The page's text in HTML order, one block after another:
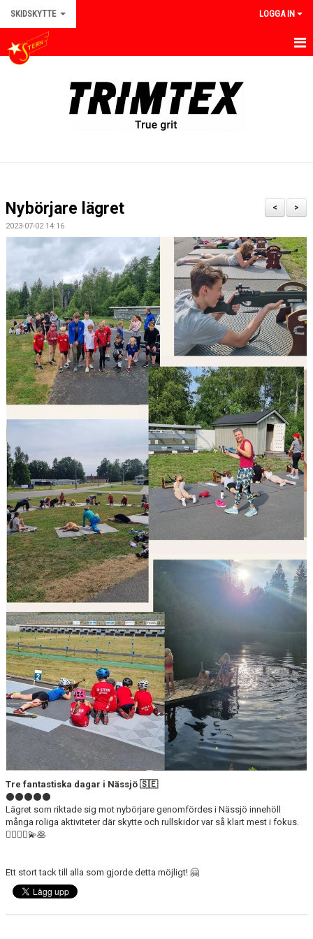
SKIDSKYTTE LOGGA IN
KALENDER
BILDGALLERI
KONTAKT
INFORMATION
FÖRÄDRAENGAGEMANG
DOKUMENT
UTRUSTNING
>
<
Nybörjare lägret
2023-07-02 14:16
Tre fantastiska dagar i Nässjö 🇸🇪
⚫️⚫️⚫️⚫️⚫️
Lägret som riktade sig mot nybörjare genomfördes i Nässjö innehöll
många roliga aktiviteter där skytte och rullskidor var så klart mest i fokus.
🤸‍♀️🧘‍♀️💫🥞
Ett stort tack till alla som gjorde detta möjligt! 🤗